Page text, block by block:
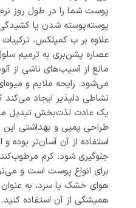
پوست شما را در طول روز
پوسته‌پوسته شدن یا
علاوه بر ب کمپلکس،
عصاره پشن‌بری به ترمیم
مانع از آسیب‌های ناشی از
می‌شود. رایحه ملایم و
نشاطی دلپذیر ایجاد می‌کند
یک عادت لذت‌بخش تبدیل
طراحی پمپی و بهداشتی
استفاده از آن آسان‌تر بوده
جلوگیری شود. کرم
برای انواع پوست است و
هوای خشک یا سرد، به
همیشگی از آن استفاده کنید.